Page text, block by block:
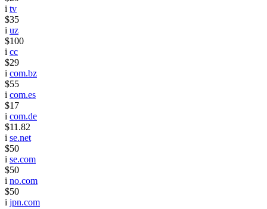
i tv
$35
i uz
$100
i cc
$29
i com.bz
$55
i com.es
$17
i com.de
$11.82
i se.net
$50
i se.com
$50
i no.com
$50
i jpn.com